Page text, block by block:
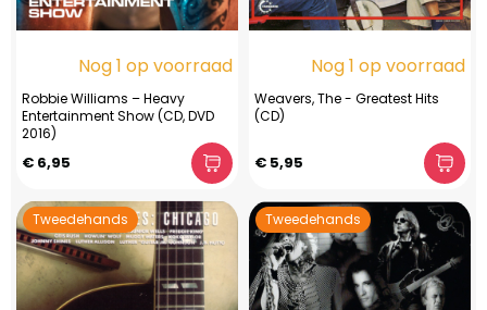
Nog 1 op voorraad
Robbie Williams – Heavy
Entertainment Show (CD, DVD
2016)
€ 6,95
Nog 1 op voorraad
Weavers, The - Greatest Hits
(CD)
€ 5,95
Tweedehands Tweedehands